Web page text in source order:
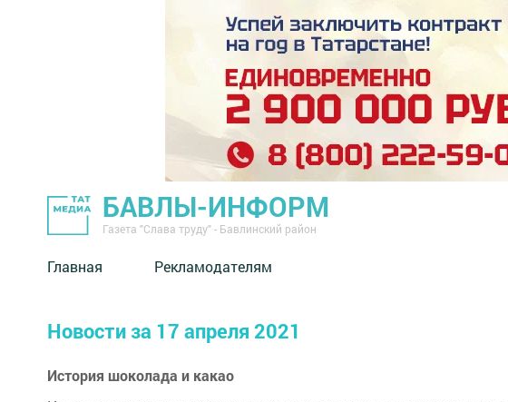
БАВЛЫ-ИНФОРМ
Газета "Слава труду" - Бавлинский район
Главная Рекламодателям
Новости за 17 апреля 2021
История шоколада и какао